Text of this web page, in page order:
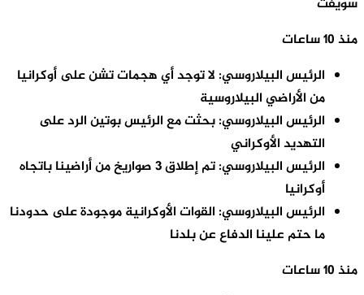
سويفت
منذ 10 ساعات
الرئيس البيلاروسي: لا توجد أي هجمات تشن على أوكرانيا
من الأراضي البيلاروسية
الرئيس البيلاروسي: بحثت مع الرئيس بوتين الرد على
التهديد الأوكراني
الرئيس البيلاروسي: تم إطلاق 3 صواريخ من أراضينا باتجاه
أوكرانيا
الرئيس البيلاروسي: القوات الأوكرانية موجودة على حدودنا
ما حتم علينا الدفاع عن بلدنا
منذ 10 ساعات